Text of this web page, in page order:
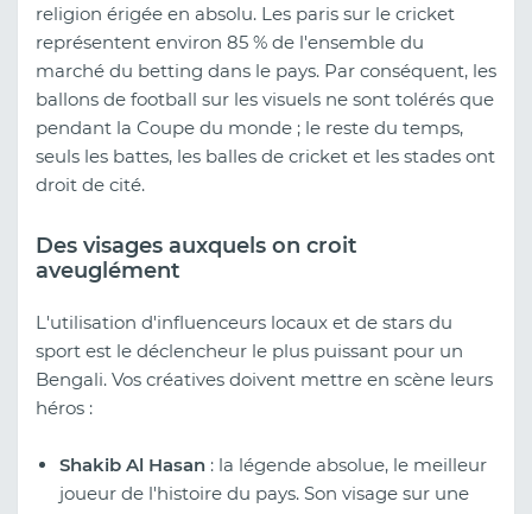
religion érigée en absolu. Les paris sur le cricket
représentent environ 85 % de l'ensemble du
marché du betting dans le pays. Par conséquent, les
ballons de football sur les visuels ne sont tolérés que
pendant la Coupe du monde ; le reste du temps,
seuls les battes, les balles de cricket et les stades ont
droit de cité.
Des visages auxquels on croit
aveuglément
L'utilisation d'influenceurs locaux et de stars du
sport est le déclencheur le plus puissant pour un
Bengali. Vos créatives doivent mettre en scène leurs
héros :
Shakib Al Hasan : la légende absolue, le meilleur
joueur de l'histoire du pays. Son visage sur une